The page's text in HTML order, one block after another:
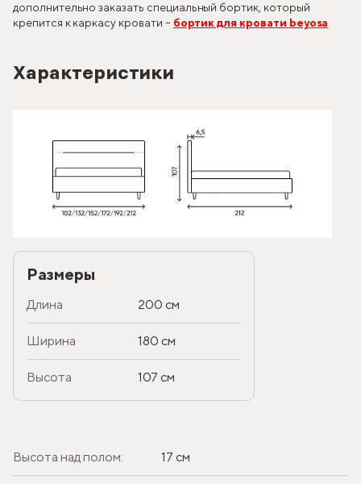
дополнительно заказать специальный бортик, который
крепится к каркасу кровати – бортик для кровати beyosa
Характеристики
Размеры
Длина 200 см
Ширина 180 см
Высота 107 см
Высота над полом: 17 см